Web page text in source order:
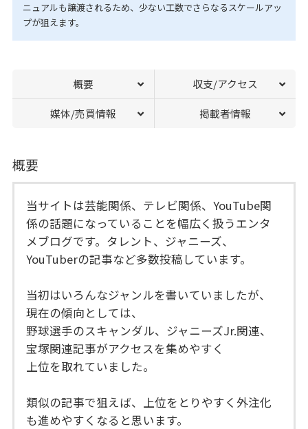
ニュアルも譲渡されるため、少ない工数でさらなるスケールアッ
プが狙えます。
概要 収支/アクセス
媒体/売買情報 掲載者情報
概要
当サイトは芸能関係、テレビ関係、YouTube関
係の話題になっていることを幅広く扱うエンタ
メブログです。タレント、ジャニーズ、
YouTuberの記事など多数投稿しています。
当初はいろんなジャンルを書いていましたが、
現在の傾向としては、
野球選手のスキャンダル、ジャニーズJr.関連、
宝塚関連記事がアクセスを集めやすく
上位を取れていました。
類似の記事で狙えば、上位をとりやすく外注化
も進めやすくなると思います。